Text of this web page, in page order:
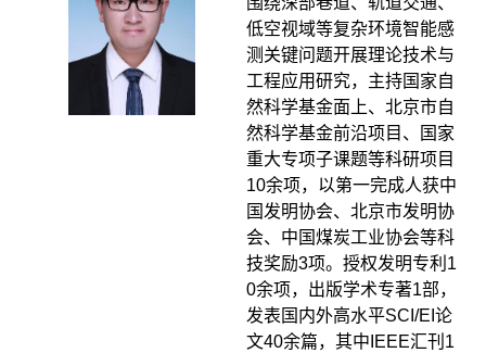
低空视域等复杂环境智能感
测关键问题开展理论技术与
工程应用研究，主持国家自
然科学基金面上、北京市自
然科学基金前沿项目、国家
重大专项子课题等科研项目
10余项，以第一完成人获中
国发明协会、北京市发明协
会、中国煤炭工业协会等科
技奖励3项。授权发明专利1
0余项，出版学术专著1部，
发表国内外高水平SCI/EI论
文40余篇，其中IEEE汇刊1